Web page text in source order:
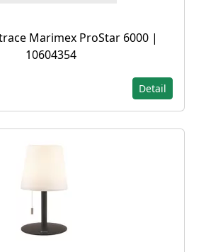
Marimex ProStar 6000 |
10604354
Detail